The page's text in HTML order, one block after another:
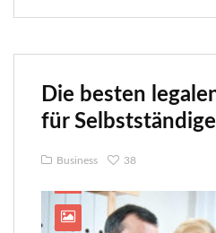
Die besten
für Selbstständige
Business 38